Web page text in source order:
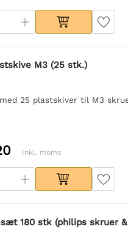
M3 (25 stk.)
25 plastskiver til M3
Inkl. moms
180 stk (philips skruer